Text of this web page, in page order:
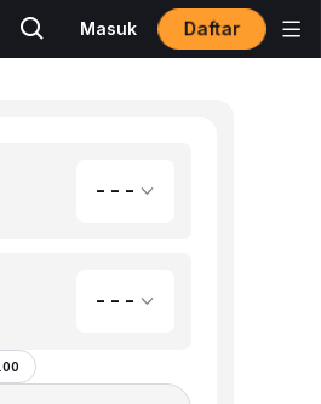
Masuk Daftar
---
---